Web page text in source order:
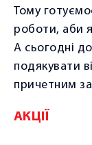
Тому
роботи, аби
А сьогодні
подякувати
причетним
АКЦІЇ